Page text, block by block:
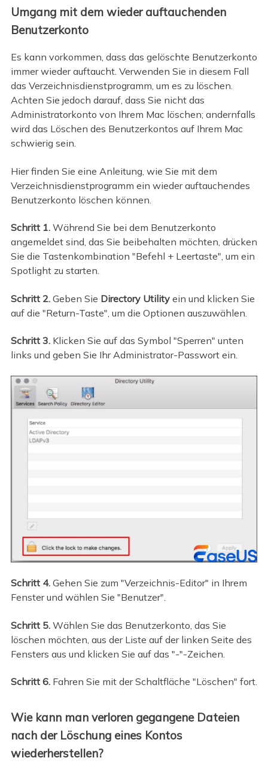
Umgang mit dem wieder auftauchenden
Benutzerkonto
Es kann vorkommen, dass das gelöschte Benutzerkonto
immer wieder auftaucht. Verwenden Sie in diesem Fall
das Verzeichnisdienstprogramm, um es zu löschen.
Achten Sie jedoch darauf, dass Sie nicht das
Administratorkonto von Ihrem Mac löschen; andernfalls
wird das Löschen des Benutzerkontos auf Ihrem Mac
schwierig sein.
Hier finden Sie eine Anleitung, wie Sie mit dem
Verzeichnisdienstprogramm ein wieder auftauchendes
Benutzerkonto löschen können.
Schritt 1. Während Sie bei dem Benutzerkonto
angemeldet sind, das Sie beibehalten möchten, drücken
Sie die Tastenkombination "Befehl + Leertaste", um ein
Spotlight zu starten.
Schritt 2. Geben Sie Directory Utilityein und klicken Sie
auf die "Return-Taste", um die Optionen auszuwählen.
Schritt 3. Klicken Sie auf das Symbol "Sperren" unten
links und geben Sie Ihr Administrator-Passwort ein.
Schritt 4. Gehen Sie zum "Verzeichnis-Editor" in Ihrem
Fenster und wählen Sie "Benutzer".
Schritt 5. Wählen Sie das Benutzerkonto, das Sie
löschen möchten, aus der Liste auf der linken Seite des
Fensters aus und klicken Sie auf das "-"-Zeichen.
Schritt 6. Fahren Sie mit der Schaltfläche "Löschen" fort.
Wie kann man verloren gegangene Dateien
nach der Löschung eines Kontos
wiederherstellen?